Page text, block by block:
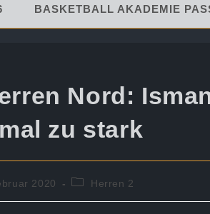
BASKETBALL AKADEMIE
Nord:
zu stark
2020
Beitrags-
Herren 2